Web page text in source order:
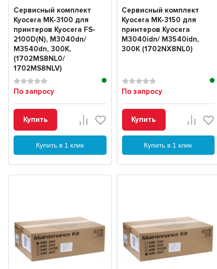
Сервисный комплект
Kyocera MK-3100 для
принтеров Kyocera FS-
2100D(N), M3040dn/
M3540dn, 300K,
(1702MS8NL0/
1702MS8NLV)
По запросу
Купить
Купить в 1 клик
Сервисный комплект
Kyocera MK-3150 для
принтеров Kyocera
M3040idn/ M3540idn,
300K (1702NX8NL0)
По запросу
Купить
Купить в 1 клик